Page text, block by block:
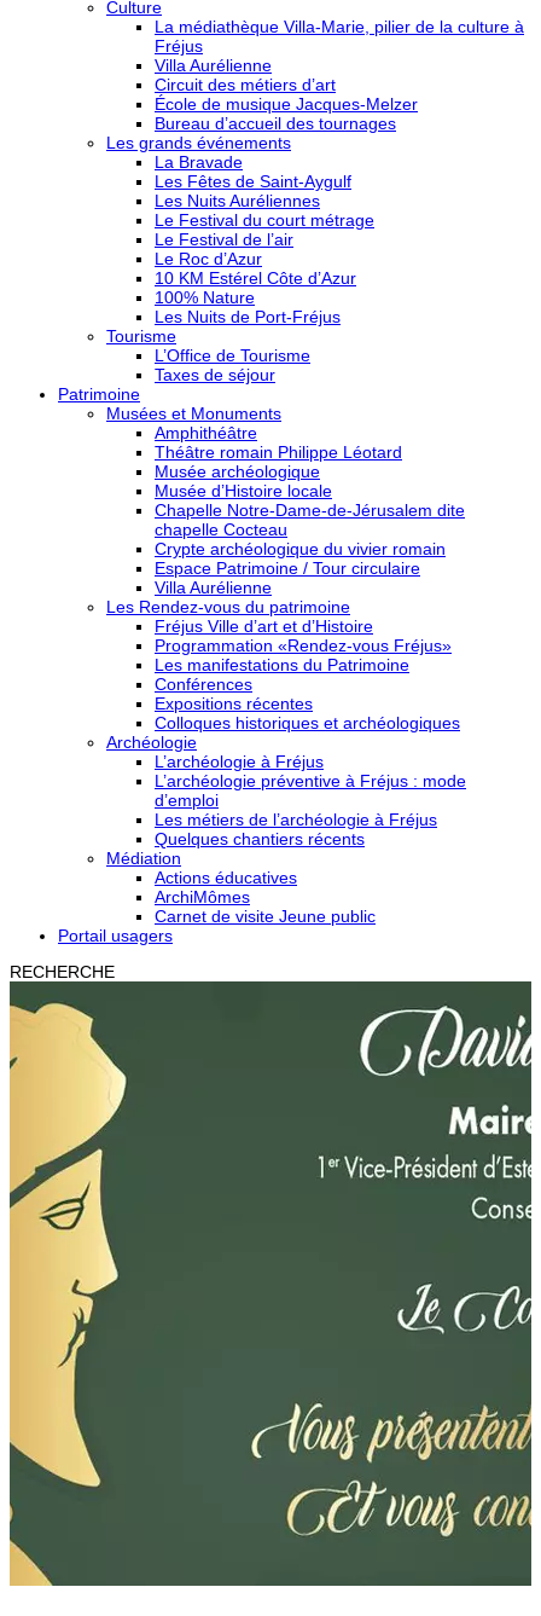
Culture
La médiathèque Villa-Marie, pilier de la culture à
Fréjus
Villa Aurélienne
Circuit des métiers d’art
École de musique Jacques-Melzer
Bureau d’accueil des tournages
Les grands événements
La Bravade
Les Fêtes de Saint-Aygulf
Les Nuits Auréliennes
Le Festival du court métrage
Le Festival de l’air
Le Roc d’Azur
10 KM Estérel Côte d’Azur
100% Nature
Les Nuits de Port-Fréjus
Tourisme
L’Office de Tourisme
Taxes de séjour
Patrimoine
Musées et Monuments
Amphithéâtre
Théâtre romain Philippe Léotard
Musée archéologique
Musée d’Histoire locale
Chapelle Notre-Dame-de-Jérusalem dite
chapelle Cocteau
Crypte archéologique du vivier romain
Espace Patrimoine / Tour circulaire
Villa Aurélienne
Les Rendez-vous du patrimoine
Fréjus Ville d’art et d’Histoire
Programmation «Rendez-vous Fréjus»
Les manifestations du Patrimoine
Conférences
Expositions récentes
Colloques historiques et archéologiques
Archéologie
L’archéologie à Fréjus
L’archéologie préventive à Fréjus : mode
d’emploi
Les métiers de l’archéologie à Fréjus
Quelques chantiers récents
Médiation
Actions éducatives
ArchiMômes
Carnet de visite Jeune public
Portail usagers
RECHERCHE